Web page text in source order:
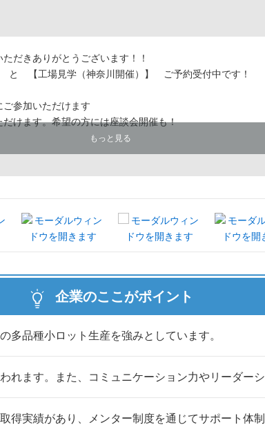
だきありがとうございます！！
と 【工場見学（神奈川開催）】 ご予約受付中です！
参加いただけます
けます。希望の方には座談会開催も！
もっと見る
企業のここがポイント
多品種小ロット生産を強みとしています。
れます。また、コミュニケーション力やリーダー
得実績があり、メンター制度を通じてサポート体